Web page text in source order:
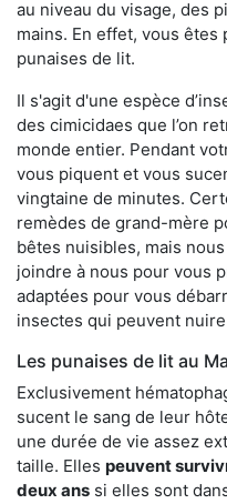
au niveau du visage, des
mains. En effet, vous
punaises de lit.
Il s'agit d'une espèce
des cimicidaes que l’on
monde entier. Pendant
vous piquent et vous
vingtaine de minutes.
remèdes de grand-mère
bêtes nuisibles, mais
joindre à nous pour vous
adaptées pour vous
insectes qui peuvent
Les punaises de lit au
Exclusivement
sucent le sang de leur
une durée de vie assez
taille. Elles peuvent
deux ans si elles sont